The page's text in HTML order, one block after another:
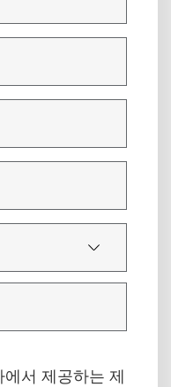
서 제공하는 제